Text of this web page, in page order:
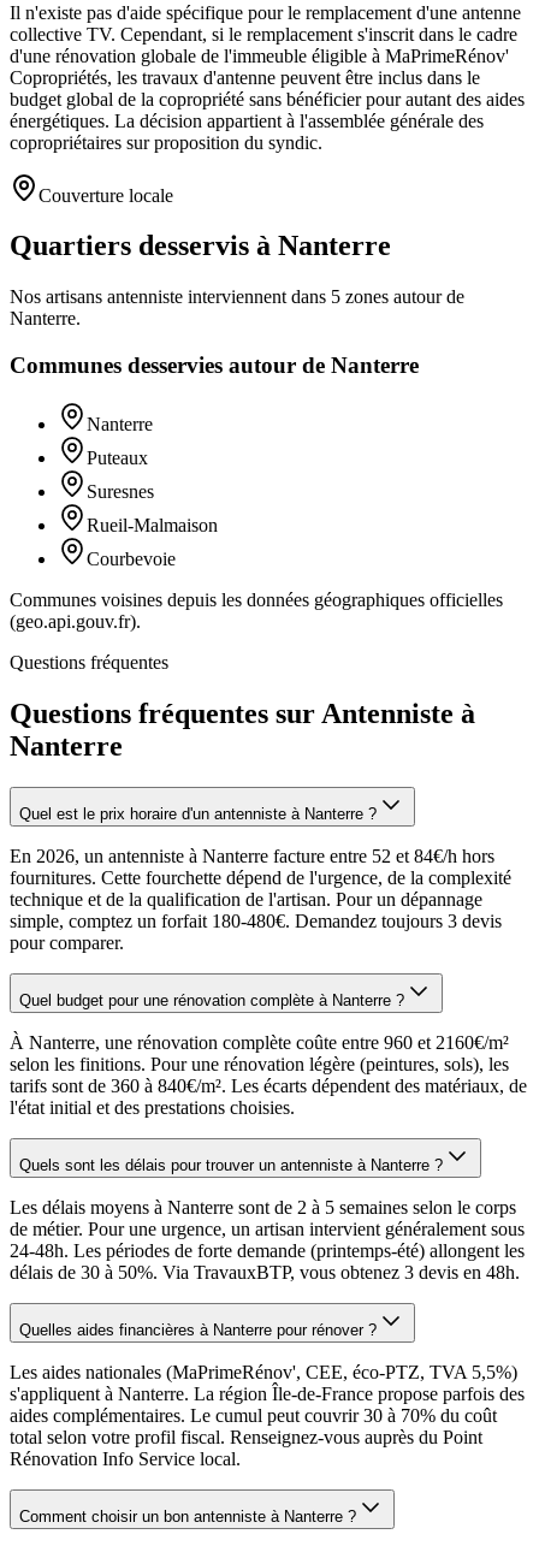
Il n'existe pas d'aide spécifique pour le remplacement d'une antenne
collective TV. Cependant, si le remplacement s'inscrit dans le cadre
d'une rénovation globale de l'immeuble éligible à MaPrimeRénov'
Copropriétés, les travaux d'antenne peuvent être inclus dans le
budget global de la copropriété sans bénéficier pour autant des aides
énergétiques. La décision appartient à l'assemblée générale des
copropriétaires sur proposition du syndic.
Couverture locale
Quartiers desservis à Nanterre
Nos artisans antenniste interviennent dans 5 zones autour de
Nanterre.
Communes desservies autour de Nanterre
Nanterre
Puteaux
Suresnes
Rueil-Malmaison
Courbevoie
Communes voisines depuis les données géographiques officielles
(geo.api.gouv.fr).
Questions fréquentes
Questions fréquentes sur Antenniste à
Nanterre
Quel est le prix horaire d'un antenniste à Nanterre ?
En 2026, un antenniste à Nanterre facture entre 52 et 84€/h hors
fournitures. Cette fourchette dépend de l'urgence, de la complexité
technique et de la qualification de l'artisan. Pour un dépannage
simple, comptez un forfait 180-480€. Demandez toujours 3 devis
pour comparer.
Quel budget pour une rénovation complète à Nanterre ?
À Nanterre, une rénovation complète coûte entre 960 et 2160€/m²
selon les finitions. Pour une rénovation légère (peintures, sols), les
tarifs sont de 360 à 840€/m². Les écarts dépendent des matériaux, de
l'état initial et des prestations choisies.
Quels sont les délais pour trouver un antenniste à Nanterre ?
Les délais moyens à Nanterre sont de 2 à 5 semaines selon le corps
de métier. Pour une urgence, un artisan intervient généralement sous
24-48h. Les périodes de forte demande (printemps-été) allongent les
délais de 30 à 50%. Via TravauxBTP, vous obtenez 3 devis en 48h.
Quelles aides financières à Nanterre pour rénover ?
Les aides nationales (MaPrimeRénov', CEE, éco-PTZ, TVA 5,5%)
s'appliquent à Nanterre. La région Île-de-France propose parfois des
aides complémentaires. Le cumul peut couvrir 30 à 70% du coût
total selon votre profil fiscal. Renseignez-vous auprès du Point
Rénovation Info Service local.
Comment choisir un bon antenniste à Nanterre ?